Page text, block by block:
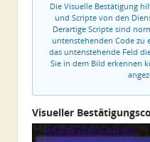
Die Visuelle Bestätigung
und Scripte von den
Derartige Scripte sind
untenstehenden Code zu
das untenstehende Feld
Sie in dem Bild erkennen
Visueller